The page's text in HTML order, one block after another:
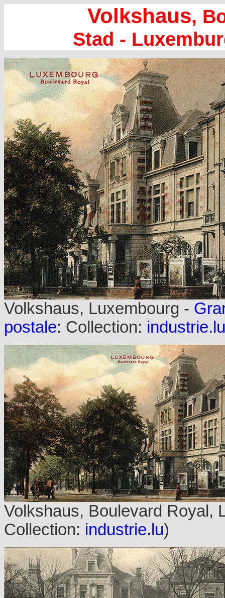
Volkshaus,
Stad -
Volkshaus, Luxembourg -
postale: Collection: industrie.lu
Volkshaus, Boulevard Royal,
Collection: industrie.lu)